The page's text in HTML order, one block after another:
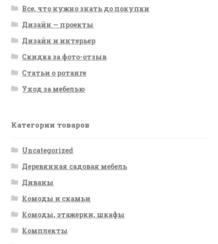
Все, что нужно знать до покупки
Дизайн — проекты
Дизайн и интерьер
Скидка за фото-отзыв
Статьи о ротанге
Уход за мебелью
Категории товаров
Uncategorized
Деревянная садовая мебель
Диваны
Комоды и скамьи
Комоды, этажерки, шкафы
Комплекты